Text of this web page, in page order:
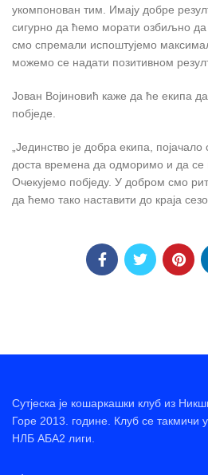
укомпонован тим. Имају добре
сигурно да ћемо морати озбиљно
смо спремали испоштујемо
можемо се надати позитивном
Јован Војиновић кажe да ће екипа
побједе.
„Јединство је добра екипа,
доста времена да одморимо и да се
Очекујемо побједу. У добром смо
да ћемо тако наставити до краја
Сутјеска је кошаркашки клуб из
Горе 2013. године. Клуб се такмичи
НЛБ АБА2 лиги.